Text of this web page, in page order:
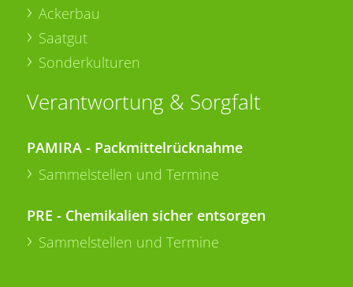
Ackerbau
Saatgut
Sonderkulturen
Verantwortung & Sorgfalt
PAMIRA - Packmittelrücknahme
Sammelstellen und Termine
PRE - Chemikalien sicher entsorgen
Sammelstellen und Termine